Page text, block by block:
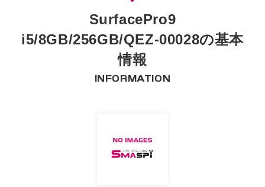
SurfacePro9
i5/8GB/256GB/QEZ-00028の基本
情報
INFORMATION